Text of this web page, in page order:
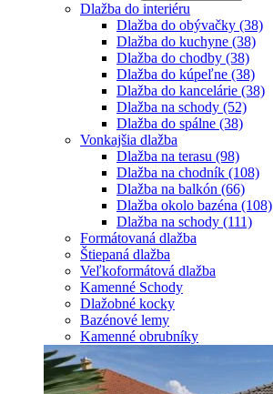
Dlažba do interiéru
Dlažba do obývačky (38)
Dlažba do kuchyne (38)
Dlažba do chodby (38)
Dlažba do kúpeľne (38)
Dlažba do kancelárie (38)
Dlažba na schody (52)
Dlažba do spálne (38)
Vonkajšia dlažba
Dlažba na terasu (98)
Dlažba na chodník (108)
Dlažba na balkón (66)
Dlažba okolo bazéna (108)
Dlažba na schody (111)
Formátovaná dlažba
Štiepaná dlažba
Veľkoformátová dlažba
Kamenné Schody
Dlažobné kocky
Bazénové lemy
Kamenné obrubníky